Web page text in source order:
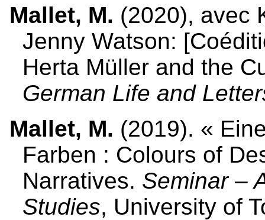
Mallet, M. (2020), avec
Jenny Watson:
Herta Müller and the
German Life and
Mallet, M. (2019). «
Farben : Colours of
Narratives. Seminar –
Studies, University of